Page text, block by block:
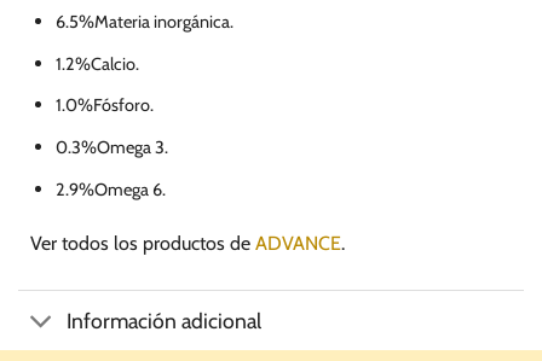
6.5%Materia inorgánica.
1.2%Calcio.
1.0%Fósforo.
0.3%Omega 3.
2.9%Omega 6.
Ver todos los productos de ADVANCE.
Información adicional